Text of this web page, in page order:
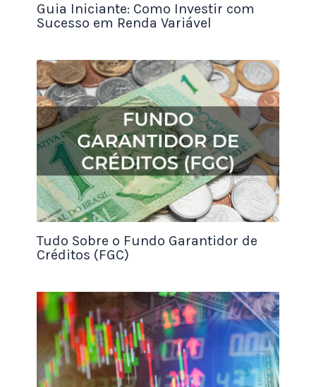
As altcoins vêm em vários tipos e categorias. Aqui
está um breve resumo de alguns dos tipos de
altcoins e para o que elas se destinam.
É possível que uma altcoin se enquadre em mais
de uma categoria, como o TerraUSD, que era uma
stablecoin e token de utilidade.
Token de Pagamento
Como o nome sugere, os tokens de pagamento são
projetados para serem usados como moeda — para
exemplo de um token de pagamento.
Stablecoins
A negociação e o uso de criptomoedas têm sido
marcados por volatilidade desde o seu
Guia Iniciante: Como Investir com
Sucesso em Renda Variável
Tudo Sobre o Fundo Garantidor de
Créditos (FGC)